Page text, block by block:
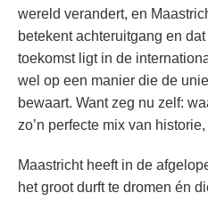
wereld verandert, en
betekent achteruitgang en
toekomst ligt in de
wel op een manier die de
bewaart. Want zeg nu zelf:
zo’n perfecte mix van
Maastricht heeft in de
het groot durft te dromen én